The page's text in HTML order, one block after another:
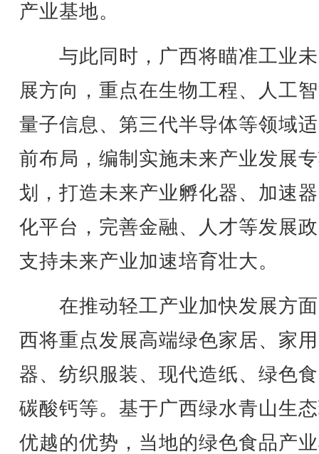
产业基地。
与此同时，广西将瞄准工业
展方向，重点在生物工程、人工
量子信息、第三代半导体等领域
前布局，编制实施未来产业发展
划，打造未来产业孵化器、加速
化平台，完善金融、人才等发展
支持未来产业加速培育壮大。
在推动轻工产业加快发展方
西将重点发展高端绿色家居、家
器、纺织服装、现代造纸、绿色
碳酸钙等。基于广西绿水青山生
优越的优势，当地的绿色食品产